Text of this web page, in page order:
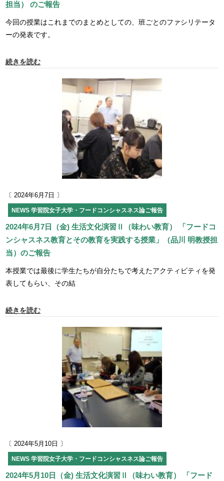
担当） のご報告
今回の授業はこれまでのまとめとしての、班ごとのファシリテータ
ーの発表です。
続きを読む
〔 2024年6月7日 〕
NEWS 学習院女子大学・フードコンシャスネス論ご報告
2024年6月7日（金) 生活文化演習Ⅱ（味わい教育） 「フードコ
ンシャスネス教育とその教育を実践する授業」（品川 明教授担
当）のご報告
本授業では最後に学生たちが自分たちで考えたアクティビティを発
表してもらい、その結
続きを読む
〔 2024年5月10日 〕
NEWS 学習院女子大学・フードコンシャスネス論ご報告
2024年5月10日（金) 生活文化演習Ⅱ（味わい教育） 「フード